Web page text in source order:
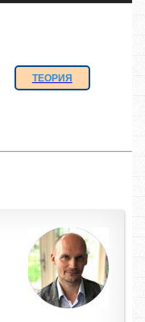
ТЕОРИЯ